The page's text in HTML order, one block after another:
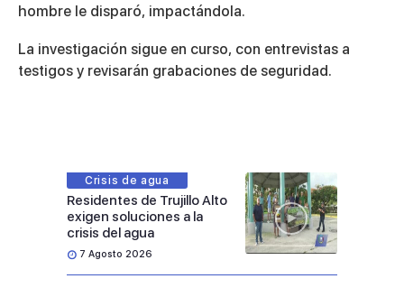
hombre le disparó, impactándola.
La investigación sigue en curso, con entrevistas a
testigos y revisarán grabaciones de seguridad.
Crisis de agua
Residentes de Trujillo Alto
exigen soluciones a la
crisis del agua
7 Agosto 2026